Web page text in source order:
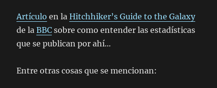
Artículo en laHitchhiker’s Guide to the Galaxy
de laBBC sobre como entender las estadísticas
que se publican por ahí…
Entre otras cosas que se mencionan: